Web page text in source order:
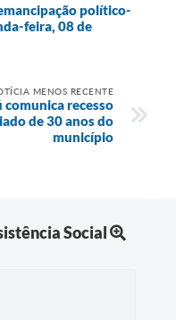
político-
feira, 08 de
MENOS RECENTE
recesso
de 30 anos do
município
Social